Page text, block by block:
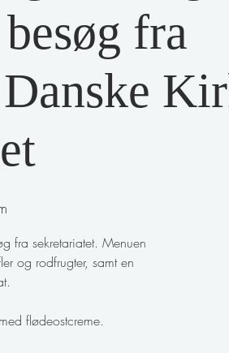
fra
fra sekretariatet. Menuen
og rodfrugter, samt en